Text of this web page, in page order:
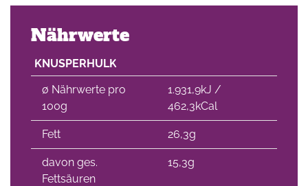
Nährwerte
KNUSPERHULK
∅ Nährwerte pro
100g
1.931,9kJ /
462,3kCal
Fett 26,3g
davon ges.
Fettsäuren
15,3g